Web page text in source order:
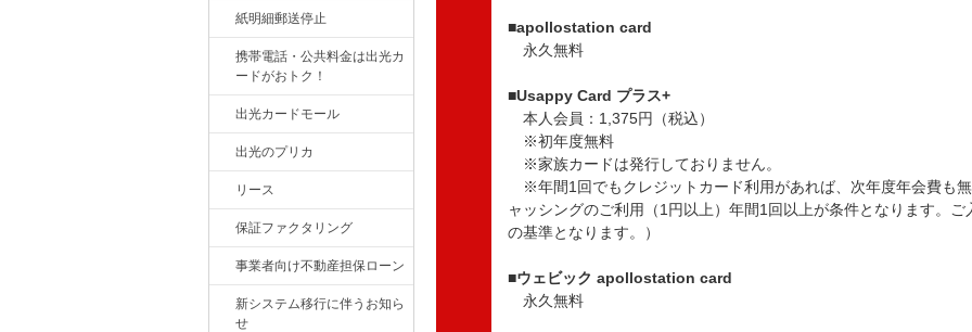
紙明細郵送停止
携帯電話・公共料金は出光カ
ードがおトク！
出光カードモール
出光のプリカ
リース
保証ファクタリング
事業者向け不動産担保ローン
新システム移行に伴うお知ら
せ
■apollostation card
永久無料
■Usappy Card プラス+
本人会員：1,375円（税込）
※初年度無料
※家族カードは発行しておりません。
※年間1回でもクレジットカード利用があれば、次年度年会費も
ャッシングのご利用（1円以上）年間1回以上が条件となります。
の基準となります。）
■ウェビック apollostation card
永久無料